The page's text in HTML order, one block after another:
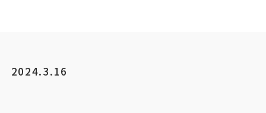
2024.3.16